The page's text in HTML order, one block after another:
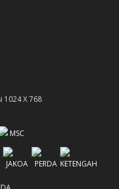
1024 X 768